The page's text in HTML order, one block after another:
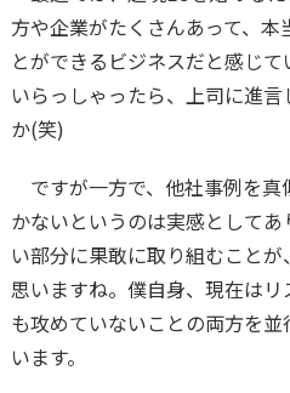
方や企業がたくさんあって、
とができるビジネスだと感じ
いらっしゃったら、上司に進
か(笑)
ですが一方で、他社事例を真
かないというのは実感として
い部分に果敢に取り組むこと
思いますね。僕自身、現在は
も攻めていないことの両方を
います。